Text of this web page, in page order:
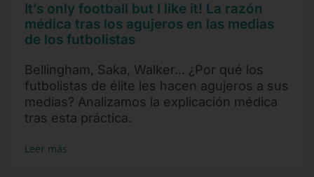
It’s only football but I like it! La razón
médica tras los agujeros en las medias
de los futbolistas
Bellingham, Saka, Walker... ¿Por qué los
futbolistas de élite les hacen agujeros a sus
medias? Analizamos la explicación médica
tras esta práctica.
Leer más